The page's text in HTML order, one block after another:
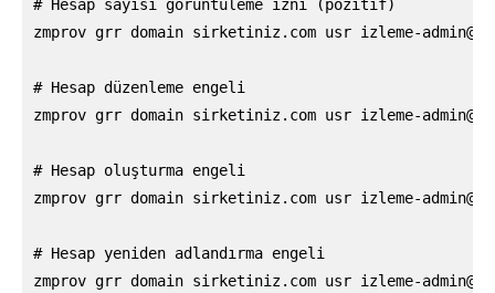
# Hesap sayısı görüntüleme izni (pozitif)
zmprov grr domain sirketiniz.com usr izleme-
# Hesap düzenleme engeli
zmprov grr domain sirketiniz.com usr izleme-
# Hesap oluşturma engeli
zmprov grr domain sirketiniz.com usr izleme-
# Hesap yeniden adlandırma engeli
zmprov grr domain sirketiniz.com usr izleme-